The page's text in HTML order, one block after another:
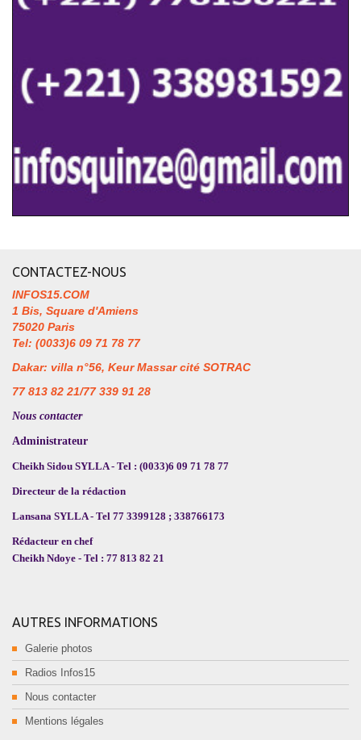
CONTACTEZ-NOUS
INFOS15.COM
1 Bis, Square d'Amiens
75020 Paris
Tel: (0033)6 09 71 78 77
Dakar: villa n°56, Keur Massar cité SOTRAC
77 813 82 21/77 339 91 28
Nous contacter
Administrateur
Cheikh Sidou SYLLA - Tel : (0033)6 09 71 78 77
Directeur de la rédaction
Lansana SYLLA - Tel 77 3399128 ; 338766173
Rédacteur en chef
Cheikh Ndoye - Tel : 77 813 82 21
AUTRES INFORMATIONS
Galerie photos
Radios Infos15
Nous contacter
Mentions légales